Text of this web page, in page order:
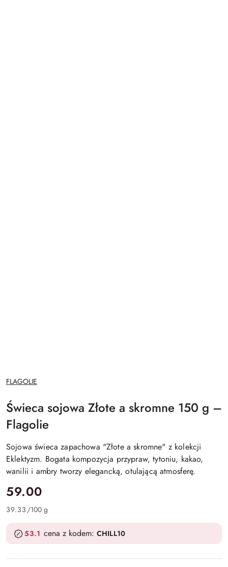
NAZWA
PRODUCENTA:
FLAGOLIE
Świeca sojowa Złote a skromne 150 g –
Flagolie
Sojowa świeca zapachowa "Złote a skromne" z kolekcji
Eklektyzm. Bogata kompozycja przypraw, tytoniu, kakao,
wanilii i ambry tworzy elegancką, otulającą atmosferę.
cena:
59.00
39.33 /100 g
53.1 cena z kodem: CHILL10